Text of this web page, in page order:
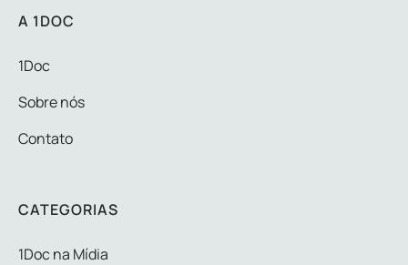
A 1DOC
1Doc
Sobre nós
Contato
CATEGORIAS
1Doc na Mídia